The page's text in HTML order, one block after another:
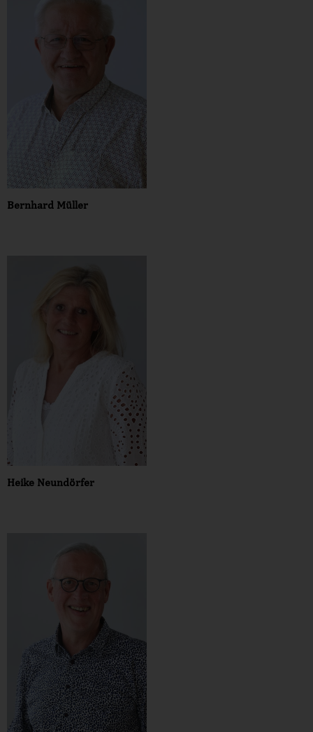
Bernhard Müller
Heike Neundörfer